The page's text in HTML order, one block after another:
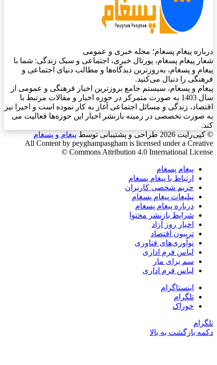
درباره پیغام پسغام؛ مجله خبری و عمومی
شعار پیغام پسغام، پورتال خبری، اجتماعی و سبک زندگی: شما با
پیغام و پسغام، به‌روزترین دیدگاه‌ها و مطالب دنیای اجتماعی و
فرهنگی را دنبال می‌کنید.
پیغام و پسغام، سیستم جامع بروزترین اخبار فرهنگی و عمومی از
سال 1403 به صورت متمرکز در حوزه اخبار و مقالات مرتبط با
اقتصاد، زندگی و مسائل اجتماعی آغاز به کار نموده است و اخیرا نیز
به صورت تخصصی در زمینه بازنشر اخبار این حوزه‌ها فعالیت می
کند.
© کپی‌رایت 2026
طراحی و پشتیبانی توسط پیغام و پسغام
All Content by peyghampasgham is licensed under a Creative
Commons Attribution 4.0 International License ©️
پیغام پسغام
ارتباط با پیغام پسغام
حریم شخصی کاربران
نبلیغات پیغام پسغام
درباره پیغام پسغام
شرایط بازنشر محتوا
اخبار روز آزاد
تریبون اقتصاد
نوآوری‌های فناوری
لباس فرم اداری
سم برای مار
لباس فرم اداری
اینستاگرام
تلگرام
خوراک
تلگرام
دکمه بازگشت به بالا